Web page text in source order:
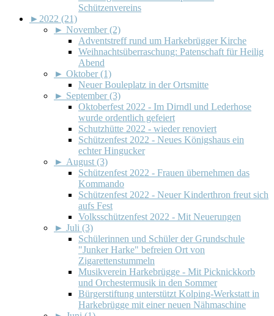
Schützenvereins
► 2022 (21)
► November (2)
Adventstreff rund um Harkebrügger Kirche
Weihnachtsüberraschung: Patenschaft für Heilig
Abend
► Oktober (1)
Neuer Bouleplatz in der Ortsmitte
► September (3)
Oktoberfest 2022 - Im Dirndl und Lederhose
wurde ordentlich gefeiert
Schutzhütte 2022 - wieder renoviert
Schützenfest 2022 - Neues Königshaus ein
echter Hingucker
► August (3)
Schützenfest 2022 - Frauen übernehmen das
Kommando
Schützenfest 2022 - Neuer Kinderthron freut sich
aufs Fest
Volksschützenfest 2022 - Mit Neuerungen
► Juli (3)
Schülerinnen und Schüler der Grundschule
"Junker Harke" befreien Ort von
Zigarettenstummeln
Musikverein Harkebrügge - Mit Picknickkorb
und Orchestermusik in den Sommer
Bürgerstiftung unterstützt Kolping-Werkstatt in
Harkebrügge mit einer neuen Nähmaschine